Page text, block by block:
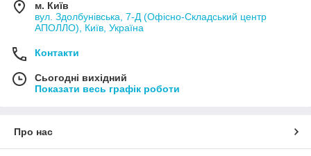
м. Київ
вул. Здолбунівська, 7-Д (Офісно-Складський центр
АПОЛЛО), Київ, Україна
Контакти
Сьогодні вихідний
Показати весь графік роботи
Про нас